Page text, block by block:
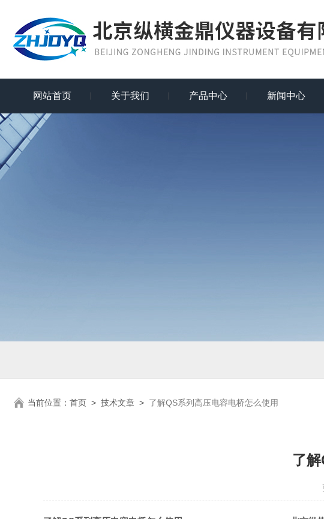
网站首页 关于我们 产品中心 新闻中心
当前位置： 首页 > 技术文章 > 了解QS系列高压电容电桥怎么使用
了